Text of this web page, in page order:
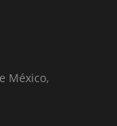
México,